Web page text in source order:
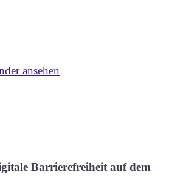
ansehen
Barrierefreiheit auf dem